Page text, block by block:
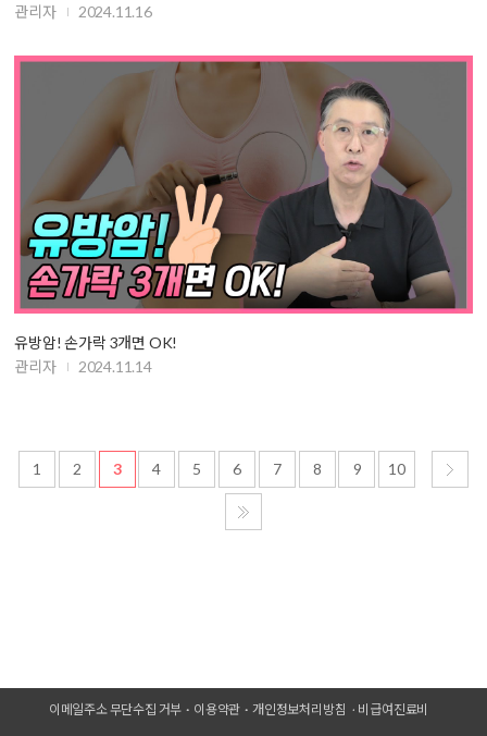
관리자
2024.11.16
유방암! 손가락 3개면 OK!
관리자
2024.11.14
1 2 3 4 5 6 7 8 9 10
이메일주소 무단수집 거부 이용약관 개인정보처리방침 비급여진료비